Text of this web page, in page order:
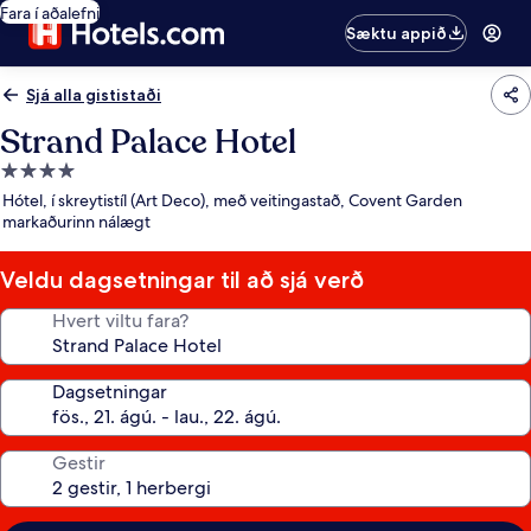
Fara í aðalefni
Sæktu appið
Sjá alla gististaði
Strand Palace Hotel
4.0
stjörnu
gististaður
Hótel, í skreytistíl (Art Deco), með veitingastað, Covent Garden
markaðurinn nálægt
Veldu dagsetningar til að sjá verð
Hvert viltu fara?
Dagsetningar
Gestir